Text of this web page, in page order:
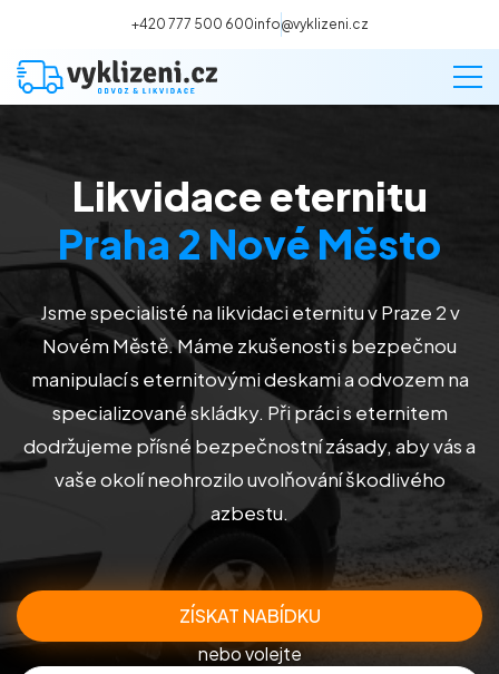
+420 777 500 600info@vyklizeni.cz
Vyklízení
Stěhování
Malování
Deratizace a dezinsekce
Úklid
Příprava nemovitostí na prodej
Reference
Kontakt
Likvidace eternitu
Praha 2 Nové Město
Jsme specialisté na likvidaci eternitu v Praze 2 v
Novém Městě. Máme zkušenosti s bezpečnou
manipulací s eternitovými deskami a odvozem na
specializované skládky. Při práci s eternitem
dodržujeme přísné bezpečnostní zásady, aby vás a
vaše okolí neohrozilo uvolňování škodlivého
azbestu.
ZÍSKAT NABÍDKU
nebo volejte